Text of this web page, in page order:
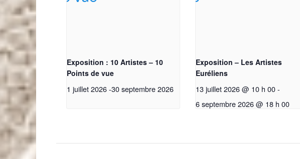
Exposition : 10 Artistes – 10
Points de vue
1 juillet 2026-30 septembre 2026
Exposition – Les Artistes
Euréliens
13 juillet 2026 @ 10 h 00 -
6 septembre 2026 @ 18 h 00